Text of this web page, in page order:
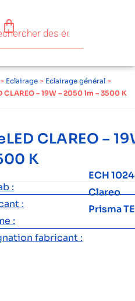
> Eclairage > Eclairage général >
CLAREO – 19W – 2050 lm – 3500 K
CLAREO –
K
:
ECH
:
Clareo
:
Prisma
fabricant :